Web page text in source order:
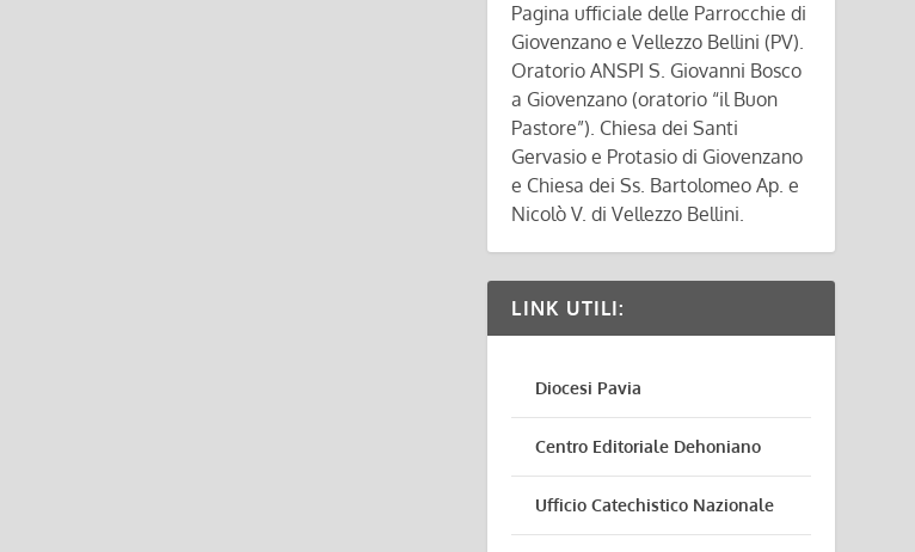
Pagina ufficiale delle Parrocchie di
Giovenzano e Vellezzo Bellini (PV).
Oratorio ANSPI S. Giovanni Bosco
a Giovenzano (oratorio “il Buon
Pastore”). Chiesa dei Santi
Gervasio e Protasio di Giovenzano
e Chiesa dei Ss. Bartolomeo Ap. e
Nicolò V. di Vellezzo Bellini.
LINK UTILI:
Diocesi Pavia
Centro Editoriale Dehoniano
Ufficio Catechistico Nazionale